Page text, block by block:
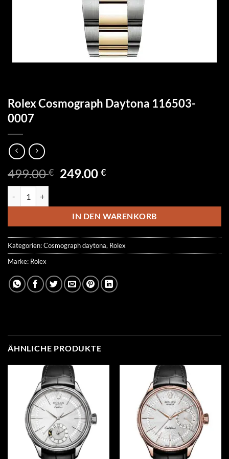
Rolex Cosmograph Daytona 116503-
0007
499.00€ Ursprünglicher
499.00 €
249.00€Aktueller
249.00 €.
IN DEN WARENKORB
Kategorien:Cosmograph daytona, Rolex
Marke: Rolex
ÄHNLICHE PRODUKTE